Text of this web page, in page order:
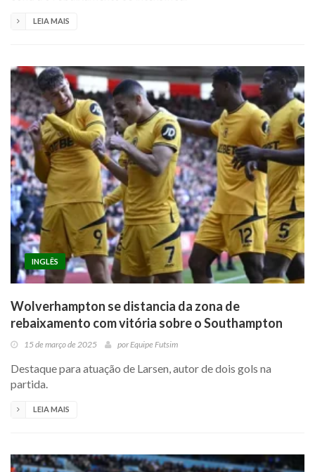
LEIA MAIS
INGLÊS
Wolverhampton se distancia da zona de
rebaixamento com vitória sobre o Southampton
15 de março de 2025 porEquipe Futsim
Destaque para atuação de Larsen, autor de dois gols na
partida.
LEIA MAIS